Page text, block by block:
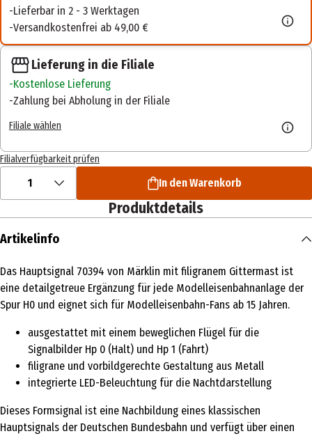
Lieferbar in 2 - 3 Werktagen
Versandkostenfrei ab 49,00 €
Lieferung in die Filiale
Kostenlose Lieferung
Zahlung bei Abholung in der Filiale
Filiale wählen
Filialverfügbarkeit prüfen
1 In den Warenkorb
Produktdetails
Artikelinfo
Das Hauptsignal 70394 von Märklin mit filigranem Gittermast ist
eine detailgetreue Ergänzung für jede Modelleisenbahnanlage der
Spur H0 und eignet sich für Modelleisenbahn-Fans ab 15 Jahren.
ausgestattet mit einem beweglichen Flügel für die
Signalbilder Hp 0 (Halt) und Hp 1 (Fahrt)
filigrane und vorbildgerechte Gestaltung aus Metall
integrierte LED-Beleuchtung für die Nachtdarstellung
Dieses Formsignal ist eine Nachbildung eines klassischen
Hauptsignals der Deutschen Bundesbahn und verfügt über einen